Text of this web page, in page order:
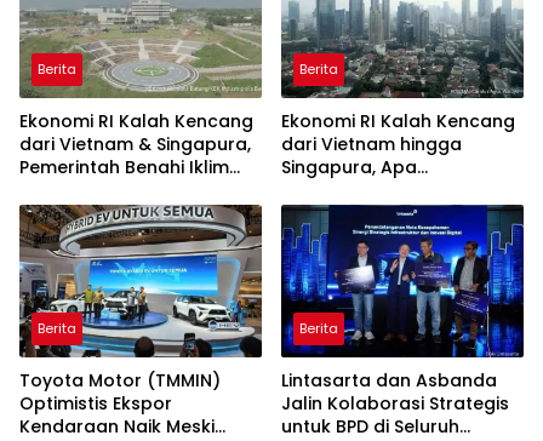
Berita
Ekonomi RI Kalah Kencang
dari Vietnam & Singapura,
Pemerintah Benahi Iklim
Berita
Ekonomi RI Kalah Kencang
dari Vietnam hingga
Singapura, Apa
Berita
Toyota Motor (TMMIN)
Optimistis Ekspor
Kendaraan Naik Meski
Berita
Lintasarta dan Asbanda
Jalin Kolaborasi Strategis
untuk BPD di Seluruh